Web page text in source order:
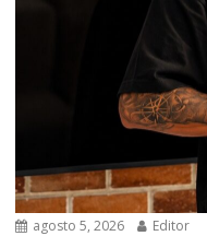
agosto 5, 2026 Editor